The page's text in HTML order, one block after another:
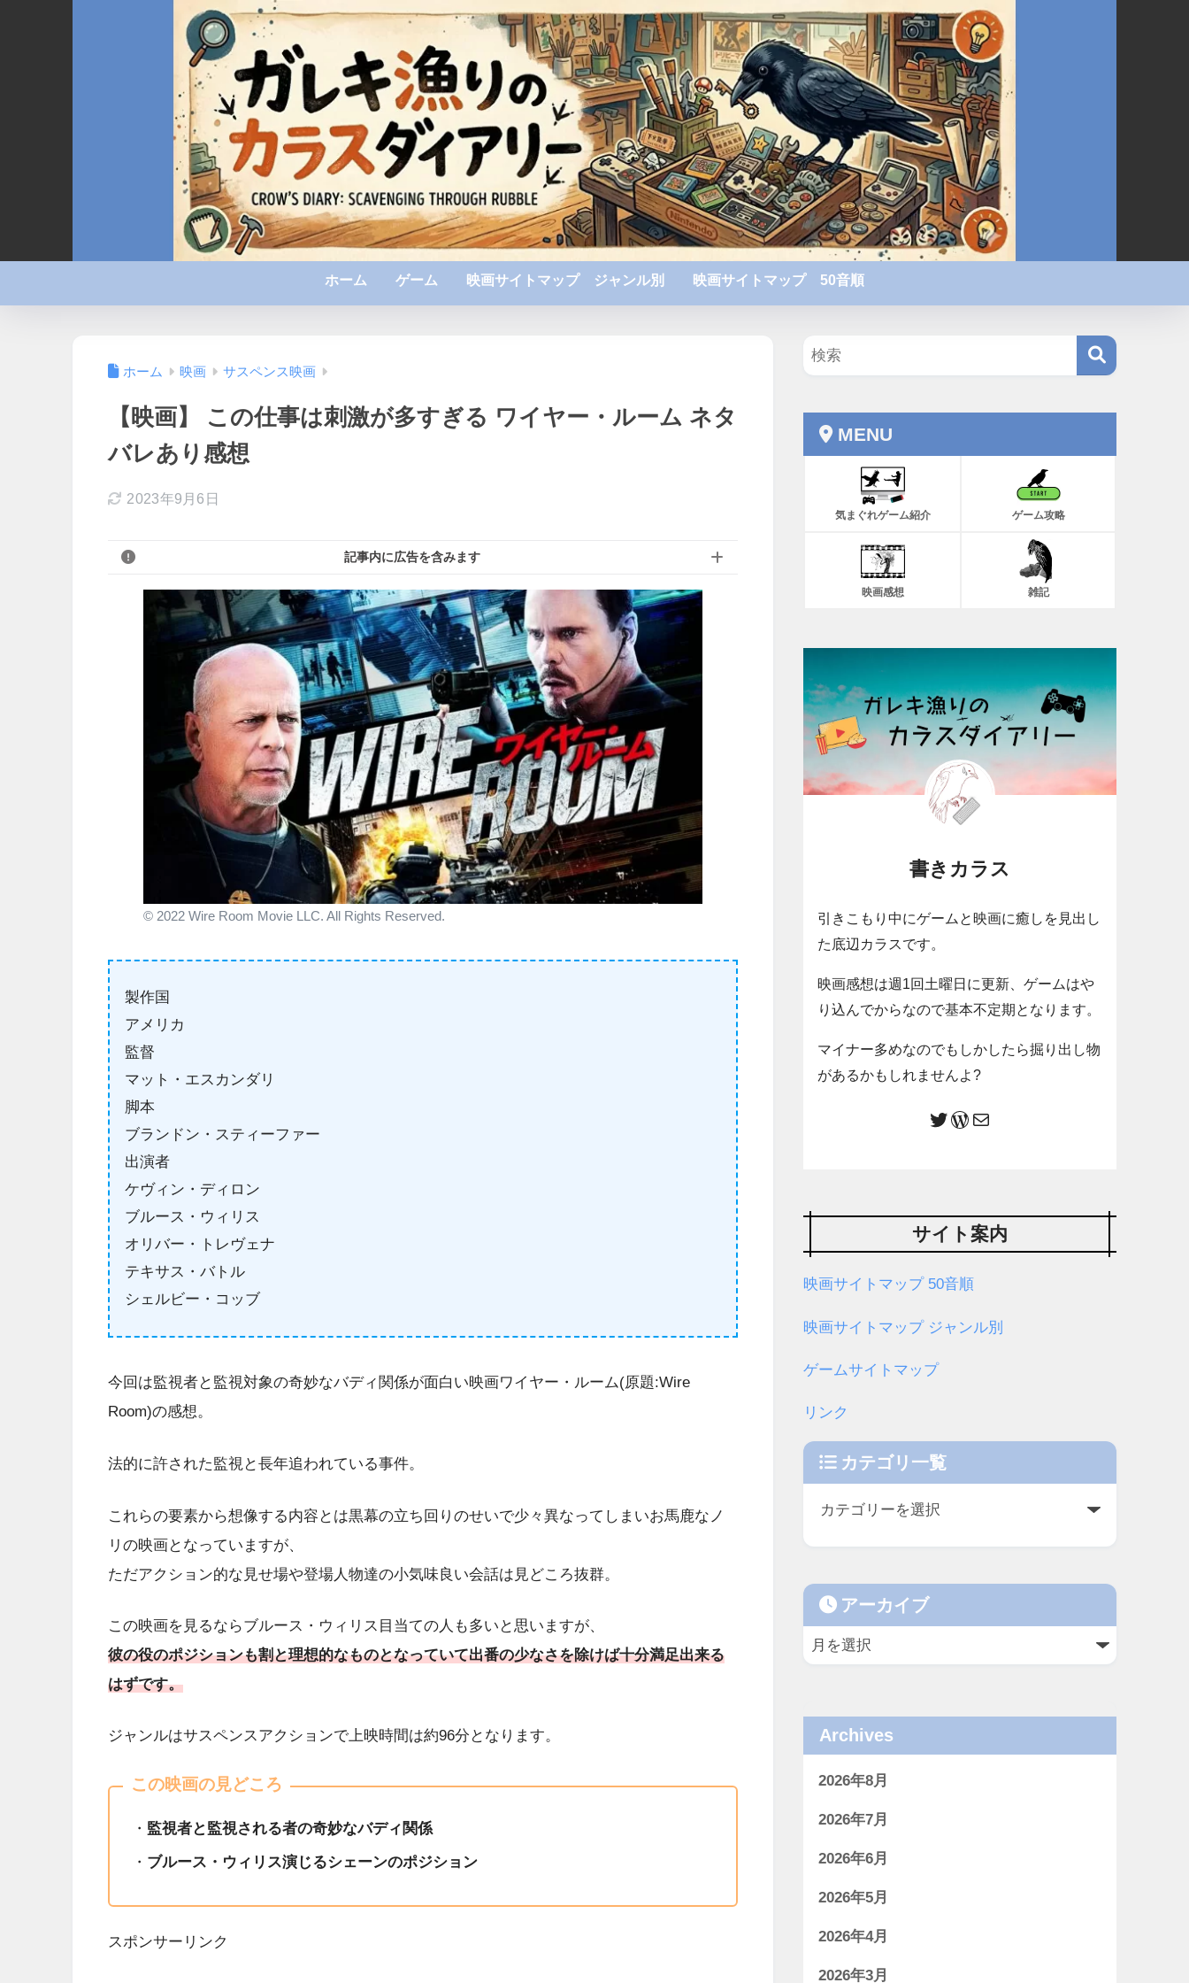
ホーム ゲーム 映画サイトマップ ジャンル別 映画サイトマップ 50音順
ホーム 映画 サスペンス映画
【映画】 この仕事は刺激が多すぎる ワイヤー・ルーム ネタ
バレあり感想
2023年9月6日
記事内に広告を含みます
© 2022 Wire Room Movie LLC. All Rights Reserved.
製作国
アメリカ
監督
マット・エスカンダリ
脚本
ブランドン・スティーファー
出演者
ケヴィン・ディロン
ブルース・ウィリス
オリバー・トレヴェナ
テキサス・バトル
シェルビー・コッブ
今回は監視者と監視対象の奇妙なバディ関係が面白い映画ワイヤー・ルーム(原題:Wire
Room)の感想。
法的に許された監視と長年追われている事件。
これらの要素から想像する内容とは黒幕の立ち回りのせいで少々異なってしまいお馬鹿なノ
リの映画となっていますが、
ただアクション的な見せ場や登場人物達の小気味良い会話は見どころ抜群。
この映画を見るならブルース・ウィリス目当ての人も多いと思いますが、
彼の役のポジションも割と理想的なものとなっていて出番の少なさを除けば十分満足出来る
はずです。
ジャンルはサスペンスアクションで上映時間は約96分となります。
この映画の見どころ
・ 監視者と監視される者の奇妙なバディ関係
・ ブルース・ウィリス演じるシェーンのポジション
スポンサーリンク
MENU
気まぐれゲーム紹介 ゲーム攻略
映画感想 雑記
書きカラス
引きこもり中にゲームと映画に癒しを見出し
た底辺カラスです。
映画感想は週1回土曜日に更新、ゲームはや
り込んでからなので基本不定期となります。
マイナー多めなのでもしかしたら掘り出し物
があるかもしれませんよ?
サイト案内
映画サイトマップ 50音順
映画サイトマップ ジャンル別
ゲームサイトマップ
リンク
カテゴリ一覧
アーカイブ
Archives
2026年8月
2026年7月
2026年6月
2026年5月
2026年4月
2026年3月